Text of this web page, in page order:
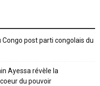
post parti congolais du
Ayessa révèle la
du pouvoir